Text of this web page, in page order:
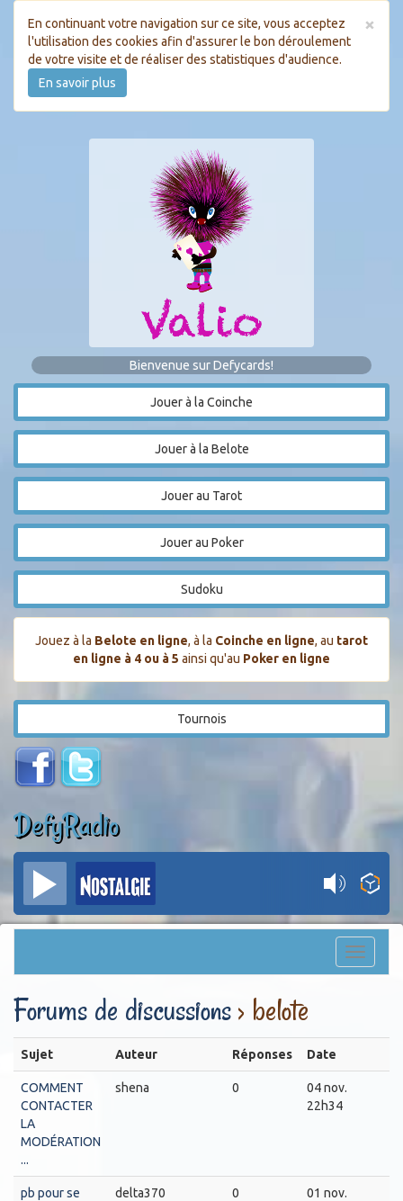
×
En continuant votre navigation sur ce site, vous acceptez
l'utilisation des cookies afin d'assurer le bon déroulement
de votre visite et de réaliser des statistiques d'audience.
En savoir plus
Bienvenue sur Defycards!
Jouer à la Coinche
Jouer à la Belote
Jouer au Tarot
Jouer au Poker
Sudoku
Jouez à la Belote en ligne, à la Coinche en ligne, au tarot
en ligne à 4 ou à 5 ainsi qu'au Poker en ligne
Tournois
DefyRadio
Toggle
Forums de discussions› belote
Sujet Auteur Réponses Date
COMMENT
CONTACTER
LA
MODÉRATION
...
shena 0
04 nov.
22h34
pb pour se
delta370 0
01 nov.